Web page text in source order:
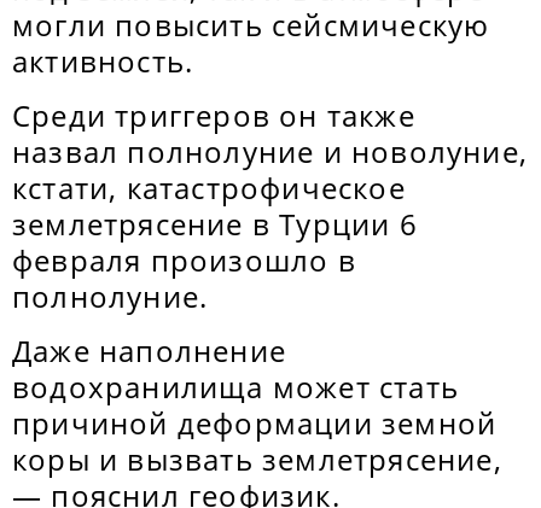
могли повысить сейсмическую
активность.
Среди триггеров он также
назвал полнолуние и новолуние,
кстати, катастрофическое
землетрясение в Турции 6
февраля произошло в
полнолуние.
Даже наполнение
водохранилища может стать
причиной деформации земной
коры и вызвать землетрясение,
— пояснил геофизик.